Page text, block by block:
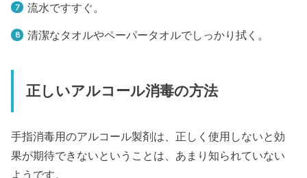
流水ですすぐ。
清潔なタオルやペーパータオルでしっかり拭く。
正しいアルコール消毒の方法
手指消毒用のアルコール製剤は、正しく使用しないと効
果が期待できないということは、あまり知られていない
ようです。